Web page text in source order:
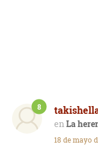
La
8
18 de mayo